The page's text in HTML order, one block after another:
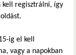
kell regisztrálni, így
ig el kell
vagy a napokban